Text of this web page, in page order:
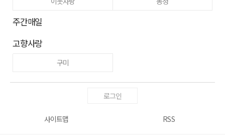
주간매일
고향사랑
구미
로그인
사이트맵 RSS